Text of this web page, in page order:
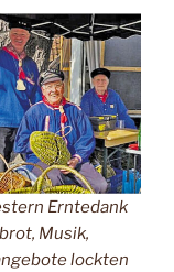
Erntedank
Musik,
lockten